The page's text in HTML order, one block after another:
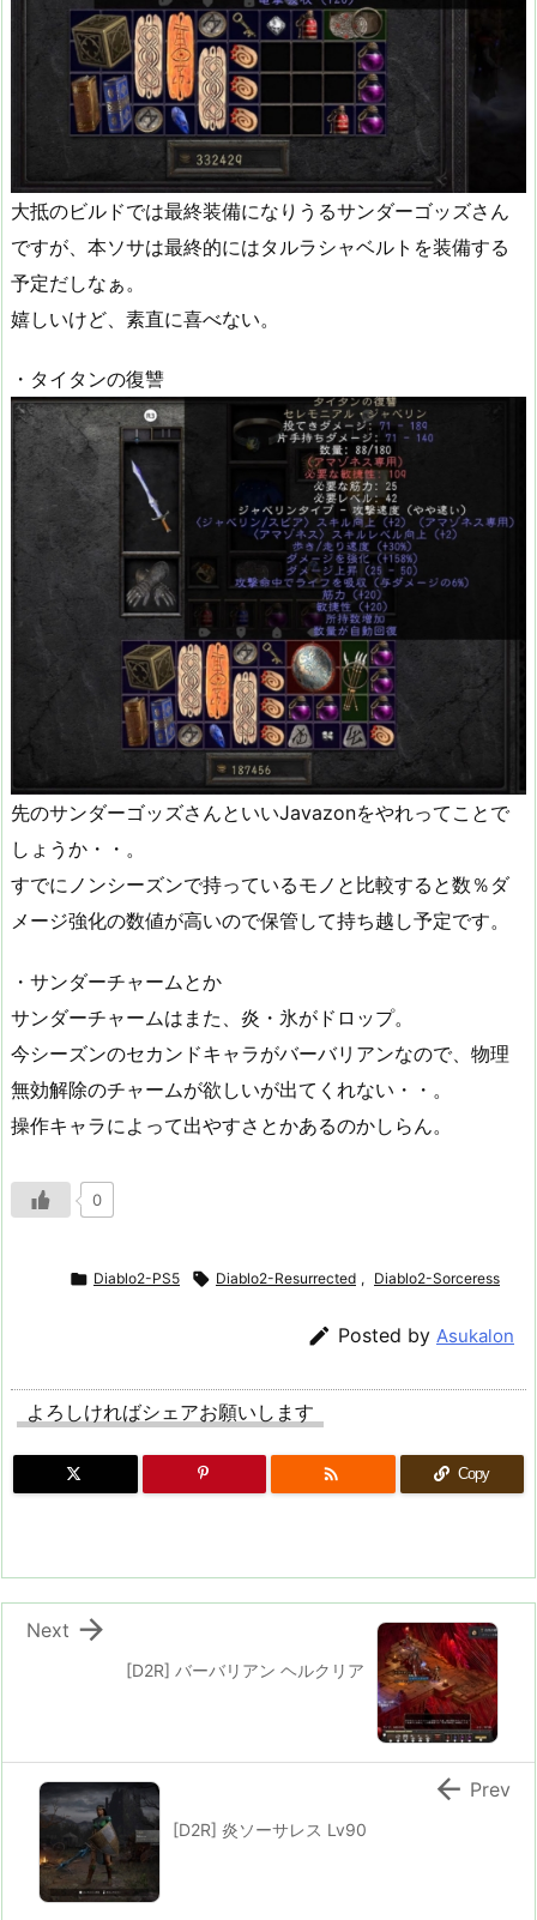
大抵のビルドでは最終装備になりうるサンダーゴッズさん
ですが、本ソサは最終的にはタルラシャベルトを装備する
予定だしなぁ。
嬉しいけど、素直に喜べない。
・タイタンの復讐
先のサンダーゴッズさんといいJavazonをやれってことで
しょうか・・。
すでにノンシーズンで持っているモノと比較すると数％ダ
メージ強化の数値が高いので保管して持ち越し予定です。
・サンダーチャームとか
サンダーチャームはまた、炎・氷がドロップ。
今シーズンのセカンドキャラがバーバリアンなので、物理
無効解除のチャームが欲しいが出てくれない・・。
操作キャラによって出やすさとかあるのかしらん。
0
 Diablo2-PS5  Diablo2-Resurrected , Diablo2-Sorceress
 Posted by Asukalon
よろしければシェアお願いします
 Copy
[D2R] バーバリアン ヘルクリア

Next
[D2R] 炎ソーサレス Lv90
 Prev